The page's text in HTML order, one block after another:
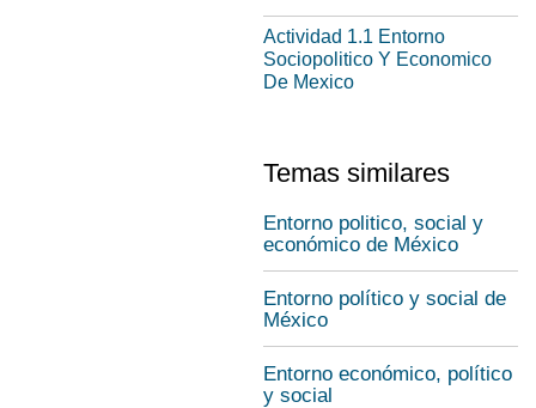
Actividad 1.1 Entorno
Sociopolitico Y Economico
De Mexico
Temas similares
Entorno politico, social y
económico de México
Entorno político y social de
México
Entorno económico, político
y social